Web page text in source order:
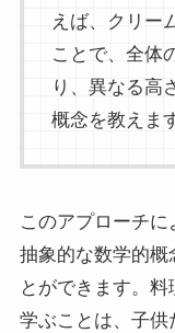
えば、クリー
ことで、全体
り、異なる高
概念を教えま
このアプローチ
抽象的な数学的概
とができます。
学ぶことは、子供